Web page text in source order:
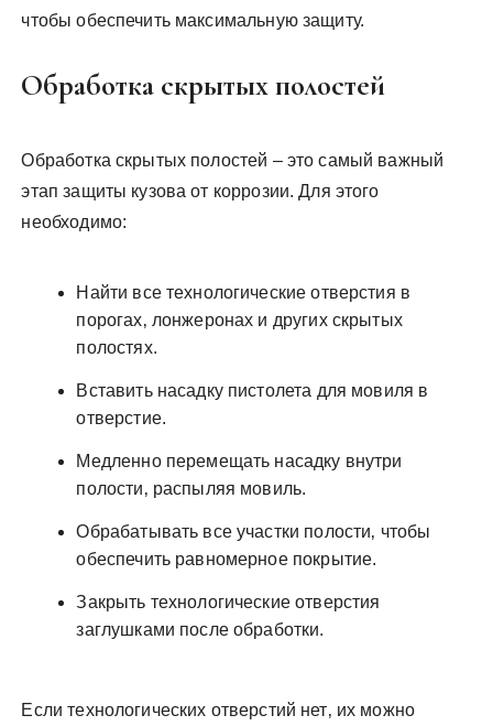
чтобы обеспечить максимальную защиту.
Обработка скрытых полостей
Обработка скрытых полостей – это самый важный
этап защиты кузова от коррозии. Для этого
необходимо:
Найти все технологические отверстия в
порогах‚ лонжеронах и других скрытых
полостях.
Вставить насадку пистолета для мовиля в
отверстие.
Медленно перемещать насадку внутри
полости‚ распыляя мовиль.
Обрабатывать все участки полости‚ чтобы
обеспечить равномерное покрытие.
Закрыть технологические отверстия
заглушками после обработки.
Если технологических отверстий нет‚ их можно